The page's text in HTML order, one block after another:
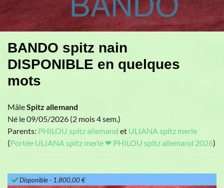
Disponible- 1.800,00 €
BANDO spitz nain
DISPONIBLE en quelques
mots
MâleSpitz allemand
Né le 09/05/2026 (2 mois 4 sem.)
Parents: PHILOU spitz allemand et ULIANA spitz merle
(Portée ULIANA spitz merle ❤ PHILOU spitz allemand 2026)